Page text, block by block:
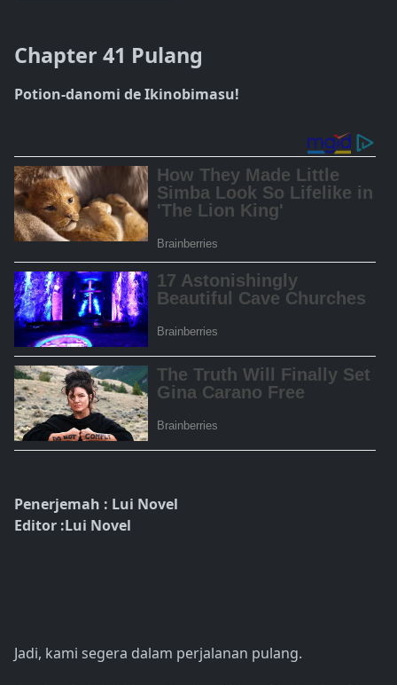
Chapter 41 Pulang
Potion-danomi de Ikinobimasu!
Penerjemah : Lui Novel
Editor :Lui Novel
Jadi, kami segera dalam perjalanan pulang.